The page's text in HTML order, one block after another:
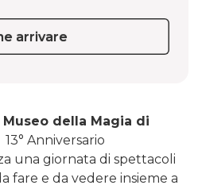
Museo della Magia di
13° Anniversario
una giornata di spettacoli
fare e da vedere insieme a
arrivare